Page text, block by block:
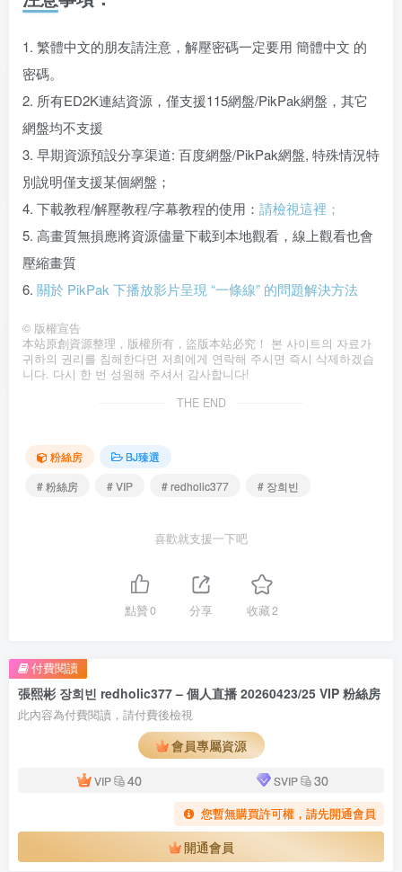
1. 繁體中文的朋友請注意，解壓密碼一定要用 簡體中文 的
密碼。
2. 所有ED2K連結資源，僅支援115網盤/PikPak網盤，其它
網盤均不支援
3. 早期資源預設分享渠道: 百度網盤/PikPak網盤, 特殊情況特
別說明僅支援某個網盤；
4. 下載教程/解壓教程/字幕教程的使用： 請檢視這裡；
5. 高畫質無損應將資源儘量下載到本地觀看，線上觀看也會
壓縮畫質
6. 關於 PikPak 下播放影片呈現 “一條線” 的問題解決方法
© 版權宣告
本站原創資源整理，版權所有，盜版本站必究！ 본 사이트의 자료가
귀하의 권리를 침해한다면 저희에게 연락해 주시면 즉시 삭제하겠습
니다. 다시 한 번 성원해 주셔서 감사합니다!
THE END
粉絲房
BJ臻選
# 粉絲房
# VIP # redholic377 # 장희빈
喜歡就支援一下吧
點贊0 分享 收藏2
張熙彬 장희빈 redholic377 – 個人直播 20260423/25 VIP 粉絲房
此內容為付費閱讀，請付費後檢視
會員專屬資源
VIP 40 SVIP 30
您暫無購買許可權，請先開通會員
開通會員
付費閱讀